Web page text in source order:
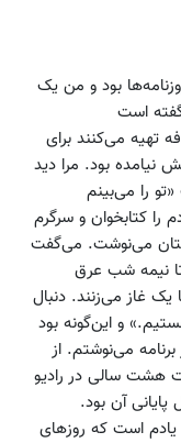
بود و من یک
گفته است
تهیه می‌کنند برای
بود. مرا دید
را می‌بینم
کتابخوان و سرگرم
می‌نوشت. می‌گفت
نیمه شب عرق
غاز می‌زنند. دنبال
و این‌گونه بود
می‌نوشتم. از
هشت سالی در رادیو
آن بود.
را در سال 1353 نوشتم. یادم است که روزهای